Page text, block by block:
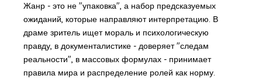
Жанр - это не "упаковка", а набор предсказуемых
ожиданий, которые направляют интерпретацию. В
драме зритель ищет мораль и психологическую
правду, в документалистике - доверяет "следам
реальности", в массовых формулах - принимает
правила мира и распределение ролей как норму.